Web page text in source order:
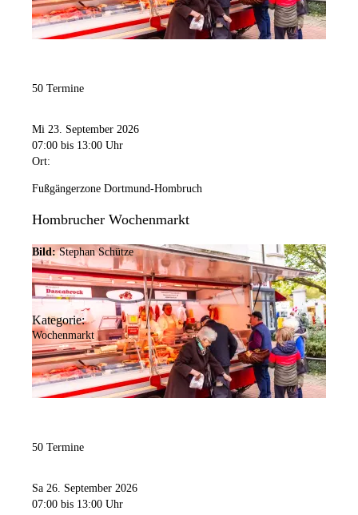
50 Termine
Mi 23. September 2026
07:00 bis 13:00 Uhr
Ort:
Fußgängerzone Dortmund-Hombruch
Hombrucher Wochenmarkt
Bild: Stephan Schütze
Kategorie:
Wochenmarkt
50 Termine
Sa 26. September 2026
07:00 bis 13:00 Uhr